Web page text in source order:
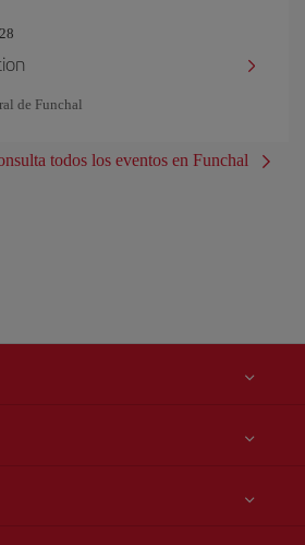
de Funchal
todos los eventos en Funchal